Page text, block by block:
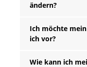
ändern?
Ich möchte
ich vor?
Wie kann ich